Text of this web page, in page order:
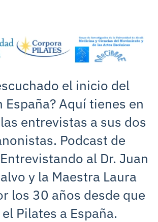
el inicio del
España? Aquí tienes en
entrevistas a sus dos
Podcast de
al Dr. Juan
y la Maestra Laura
los 30 años desde que
Pilates a España.